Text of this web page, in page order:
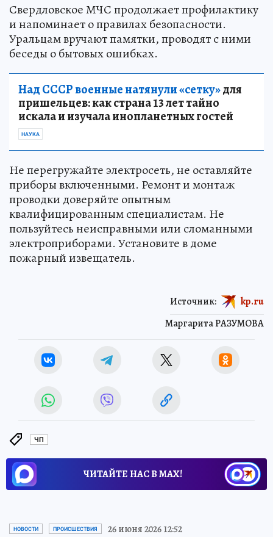
Свердловское МЧС продолжает профилактику
и напоминает о правилах безопасности.
Уральцам вручают памятки, проводят с ними
беседы о бытовых ошибках.
Над СССР военные натянули «сетку»для
пришельцев: как страна 13 лет тайно
искала и изучала инопланетных гостей
НАУКА
Не перегружайте электросеть, не оставляйте
приборы включенными. Ремонт и монтаж
проводки доверяйте опытным
квалифицированным специалистам. Не
пользуйтесь неисправными или сломанными
электроприборами. Установите в доме
пожарный извещатель.
Маргарита РАЗУМОВА
Источник: kp.ru
ЧП
ЧИТАЙТЕ НАС В МАХ!
НОВОСТИ ПРОИСШЕСТВИЯ 26 июня 2026 12:52